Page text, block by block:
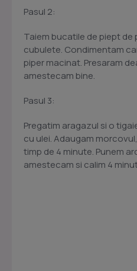
Pasul 2:
Taiem bucatile de piept de
cubulete. Condimentam
piper macinat. Presaram
amestecam bine.
Pasul 3:
Pregatim aragazul si o
cu ulei. Adaugam
timp de 4 minute. Punem
amestecam si calim 4